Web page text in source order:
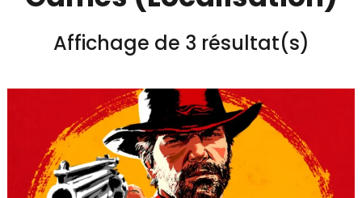
Affichage de 3 résultat(s)